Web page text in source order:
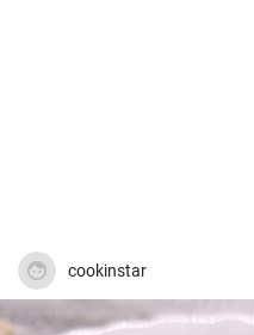
cookinstar